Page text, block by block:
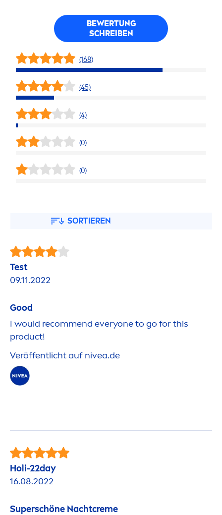
BEWERTUNG
SCHREIBEN
(168)
(45)
(4)
(0)
(0)
SORTIEREN
Test
09.11.2022
Good
I would recommend everyone to go for this
product!
Veröffentlicht auf nivea.de
Holi-22day
16.08.2022
Superschöne Nachtcreme